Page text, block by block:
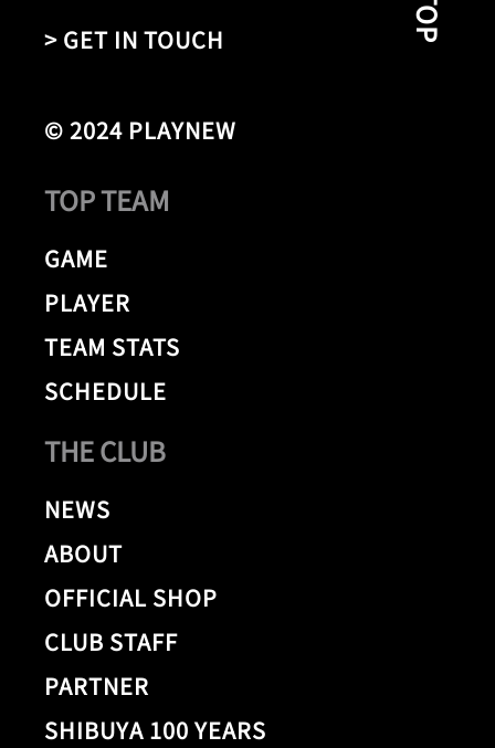
> GET IN TOUCH
© 2024 PLAYNEW
THE CLUB
NEWS
ABOUT
OFFICIAL SHOP
CLUB STAFF
PARTNER
SHIBUYA 100 YEARS
TOP TEAM
GAME
PLAYER
TEAM STATS
SCHEDULE